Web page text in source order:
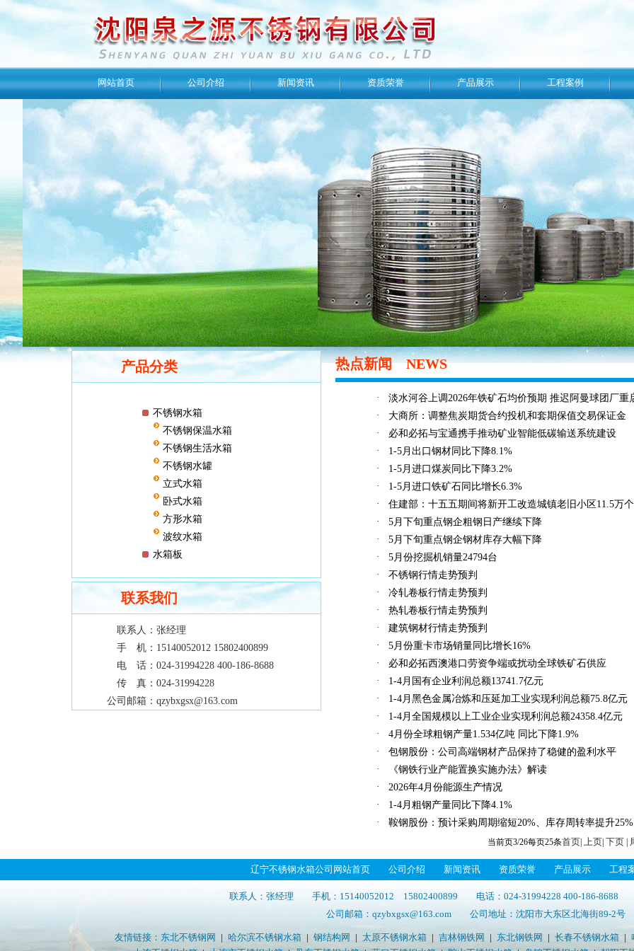
网站首页 公司介绍 新闻资讯 资质荣誉 产品展示 工程案例
产品分类
不锈钢水箱
不锈钢保温水箱
不锈钢生活水箱
不锈钢水罐
立式水箱
卧式水箱
方形水箱
波纹水箱
水箱板
联系我们
联系人： 张经理
手 机： 15140052012 15802400899
电 话： 024-31994228 400-186-8688
传 真： 024-31994228
公司邮箱： qzybxgsx@163.com
热点新闻NEWS
·
淡水河谷上调2026年铁矿石均价预期 推迟阿曼球团厂重
·
大商所：调整焦炭期货合约投机和套期保值交易保证金
·
必和必拓与宝通携手推动矿业智能低碳输送系统建设
·
1-5月出口钢材同比下降8.1%
·
1-5月进口煤炭同比下降3.2%
·
1-5月进口铁矿石同比增长6.3%
·
住建部：十五五期间将新开工改造城镇老旧小区11.5万个
·
5月下旬重点钢企粗钢日产继续下降
·
5月下旬重点钢企钢材库存大幅下降
·
5月份挖掘机销量24794台
·
不锈钢行情走势预判
·
冷轧卷板行情走势预判
·
热轧卷板行情走势预判
·
建筑钢材行情走势预判
·
5月份重卡市场销量同比增长16%
·
必和必拓西澳港口劳资争端或扰动全球铁矿石供应
·
1-4月国有企业利润总额13741.7亿元
·
1-4月黑色金属冶炼和压延加工业实现利润总额75.8亿元
·
1-4月全国规模以上工业企业实现利润总额24358.4亿元
·
4月份全球粗钢产量1.534亿吨 同比下降1.9%
·
包钢股份：公司高端钢材产品保持了稳健的盈利水平
·
《钢铁行业产能置换实施办法》解读
·
2026年4月份能源生产情况
·
1-4月粗钢产量同比下降4.1%
·
鞍钢股份：预计采购周期缩短20%、库存周转率提升25%
当前页3/26每页25条首页 上页 下页
辽宁不锈钢水箱公司网站首页 公司介绍 新闻资讯 资质荣誉 产品展示 工程
联系人：张经理 手机：15140052012 15802400899 电话：024-31994228 400-186-8688
公司邮箱：qzybxgsx@163.com 公司地址：沈阳市大东区北海街89-2号
友情链接： 东北不锈钢网 | 哈尔滨不锈钢水箱 | 钢结构网 | 太原不锈钢水箱 | 吉林钢铁网 | 东北钢铁网 | 长春不锈钢水箱 |